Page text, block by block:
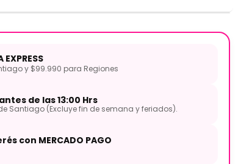
y $99.990 para Regiones
de las 13:00 Hrs
Santiago (Excluye fin de semana y feriados).
con MERCADO PAGO